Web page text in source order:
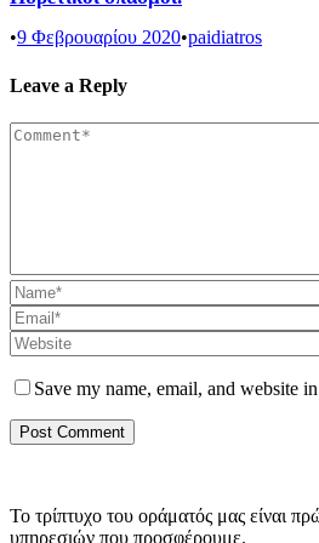
•9 Φεβρουαρίου 2020•paidiatros
Leave a Reply
Save my name, email, and website
Το τρίπτυχο του οράματός μας είναι
υπηρεσιών που προσφέρουμε.